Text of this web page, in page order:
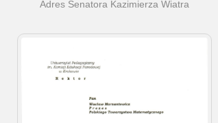
Adres Senatora Kazimierza Wiatra